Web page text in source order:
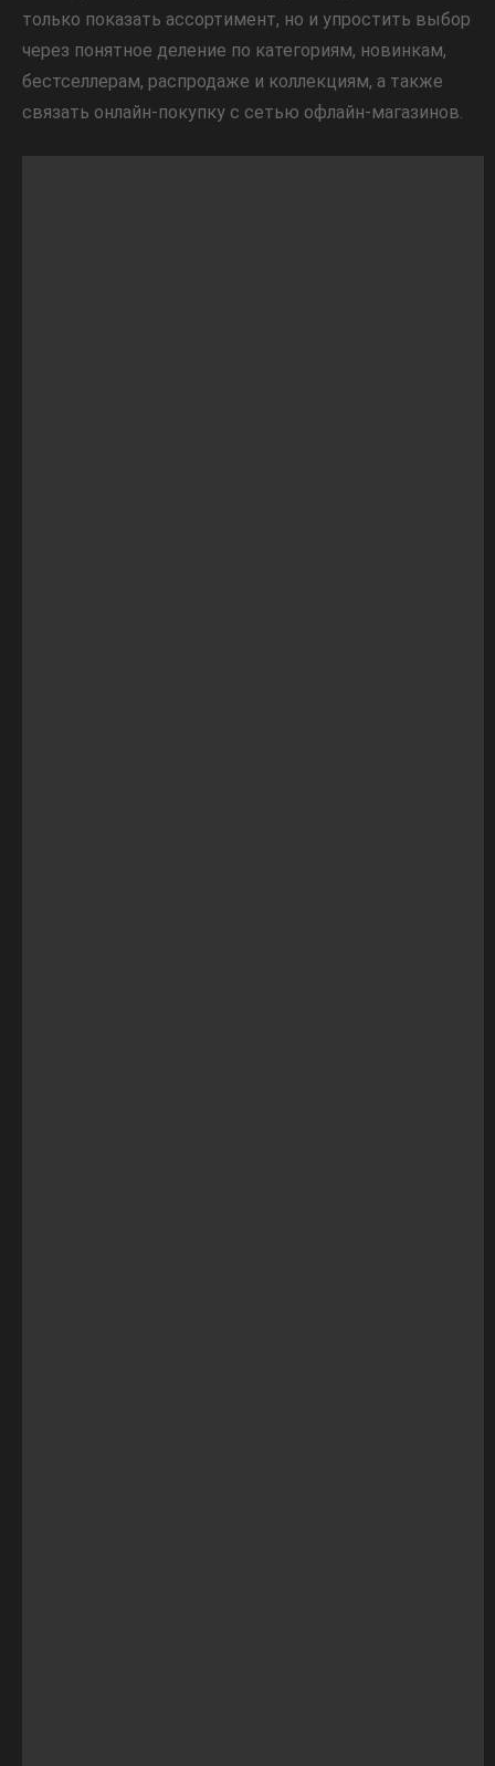
только показать ассортимент, но и упростить выбор
через понятное деление по категориям, новинкам,
бестселлерам, распродаже и коллекциям, а также
связать онлайн-покупку с сетью офлайн-магазинов.